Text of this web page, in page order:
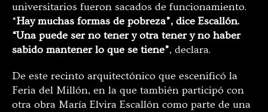
universitarios fueron sacados de funcionamiento.
“Hay muchas formas de pobreza”, dice Escallón.
“Una puede ser no tener y otra tener y no haber
sabido mantener lo que se tiene”, declara.
De este recinto arquitectónico que escenificó la
Feria del Millón, en la que también participó con
otra obra María Elvira Escallón como parte de una